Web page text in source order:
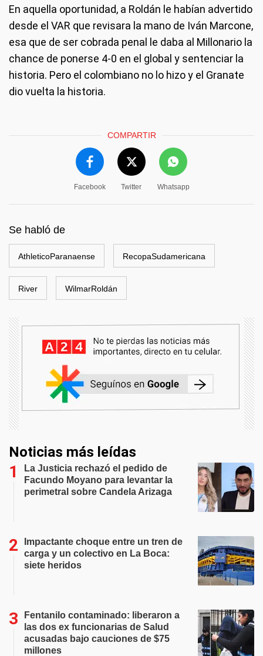
En aquella oportunidad, a Roldán le habían advertido
desde el VAR que revisara la mano de Iván Marcone,
esa que de ser cobrada penal le daba al Millonario la
chance de ponerse 4-0 en el global y sentenciar la
historia. Pero el colombiano no lo hizo y el Granate
dio vuelta la historia.
COMPARTIR
Facebook Twitter Whatsapp
Se habló de
AthleticoParanaense RecopaSudamericana
River WilmarRoldán
Noticias más leídas
La Justicia rechazó el pedido de
Facundo Moyano para levantar la
perimetral sobre Candela Arizaga
Impactante choque entre un tren de
carga y un colectivo en La Boca:
siete heridos
Fentanilo contaminado: liberaron a
las dos ex funcionarias de Salud
acusadas bajo cauciones de $75
millones